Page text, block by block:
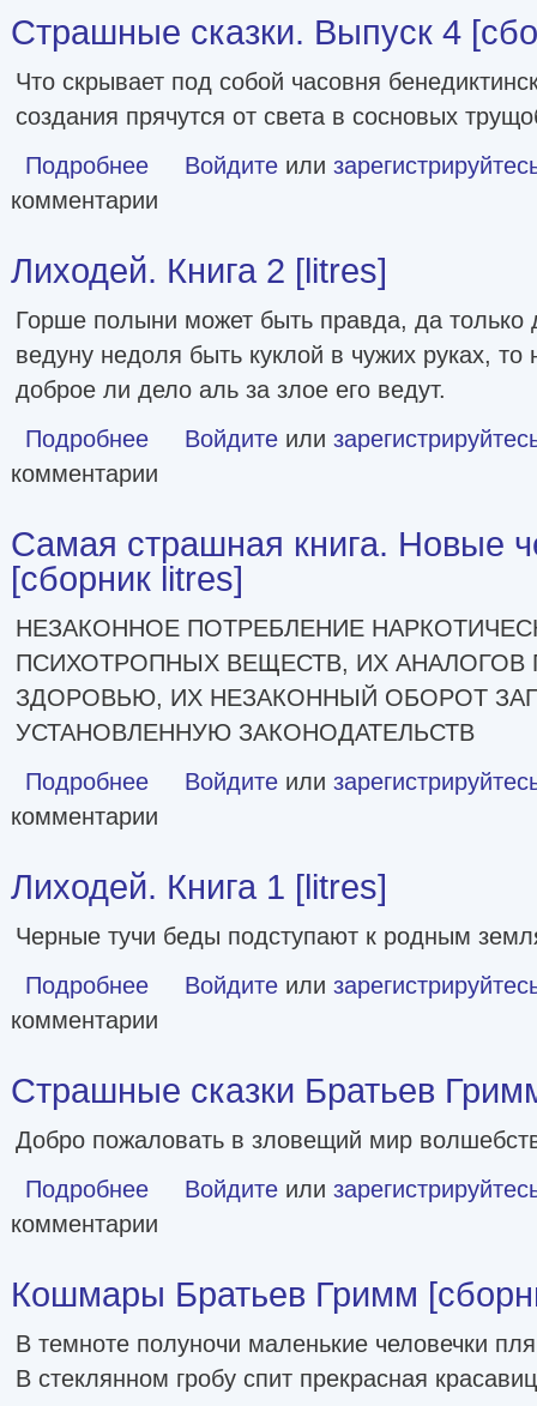
Страшные сказки. Выпуск 4
Что скрывает под собой часовня
создания прячутся от света в сосновых
Подробнее о Страшные сказки. Выпуск 4 [сборник litres]
Войдите или
комментарии
Лиходей. Книга 2 [litres]
Горше полыни может быть правда, да только
ведуну недоля быть куклой в чужих руках, то
доброе ли дело аль за злое его ведут.
Подробнее о Лиходей. Книга 2 [litres]
Войдите или
комментарии
Самая страшная книга. Новые
[сборник litres]
НЕЗАКОННОЕ ПОТРЕБЛЕНИЕ
ПСИХОТРОПНЫХ ВЕЩЕСТВ, ИХ АНАЛОГОВ
ЗДОРОВЬЮ, ИХ НЕЗАКОННЫЙ ОБОРОТ
УСТАНОВЛЕННУЮ ЗАКОНОДАТЕЛЬСТВ
Подробнее о Самая страшная книга. Новые черные сказки
Войдите или
комментарии
Лиходей. Книга 1 [litres]
Черные тучи беды подступают к родным
Подробнее о Лиходей. Книга 1 [litres]
Войдите или
комментарии
Страшные сказки Братьев
Добро пожаловать в зловещий мир
Подробнее о Страшные сказки Братьев Гримм [сборник litres]
Войдите или
комментарии
Кошмары Братьев Гримм
В темноте полуночи маленькие человечки
В стеклянном гробу спит прекрасная